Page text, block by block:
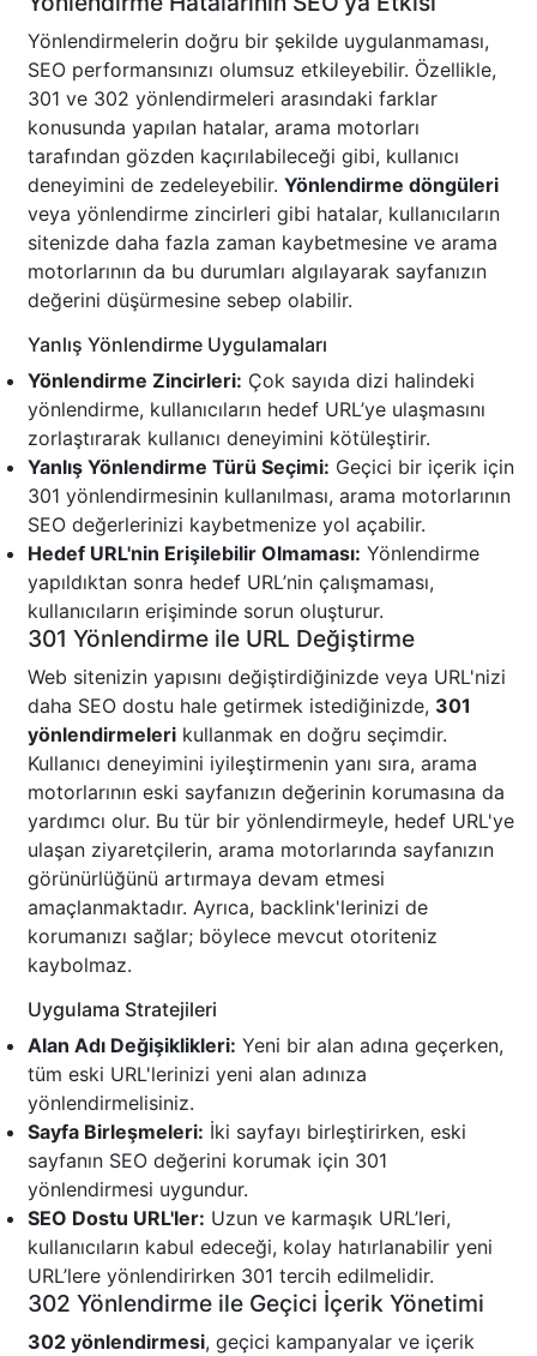
Yönlendirmelerin doğru bir şekilde uygulanmaması,
SEO performansınızı olumsuz etkileyebilir. Özellikle,
301 ve 302 yönlendirmeleri arasındaki farklar
konusunda yapılan hatalar, arama motorları
tarafından gözden kaçırılabileceği gibi, kullanıcı
deneyimini de zedeleyebilir. Yönlendirme döngüleri
veya yönlendirme zincirleri gibi hatalar, kullanıcıların
sitenizde daha fazla zaman kaybetmesine ve arama
motorlarının da bu durumları algılayarak sayfanızın
değerini düşürmesine sebep olabilir.
Yanlış Yönlendirme Uygulamaları
Yönlendirme Zincirleri: Çok sayıda dizi halindeki
yönlendirme, kullanıcıların hedef URL’ye ulaşmasını
zorlaştırarak kullanıcı deneyimini kötüleştirir.
Yanlış Yönlendirme Türü Seçimi: Geçici bir içerik için
301 yönlendirmesinin kullanılması, arama motorlarının
SEO değerlerinizi kaybetmenize yol açabilir.
Hedef URL'nin Erişilebilir Olmaması: Yönlendirme
yapıldıktan sonra hedef URL’nin çalışmaması,
kullanıcıların erişiminde sorun oluşturur.
301 Yönlendirme ile URL Değiştirme
Web sitenizin yapısını değiştirdiğinizde veya URL'nizi
daha SEO dostu hale getirmek istediğinizde, 301
yönlendirmeleri kullanmak en doğru seçimdir.
Kullanıcı deneyimini iyileştirmenin yanı sıra, arama
motorlarının eski sayfanızın değerinin korumasına da
yardımcı olur. Bu tür bir yönlendirmeyle, hedef URL'ye
ulaşan ziyaretçilerin, arama motorlarında sayfanızın
görünürlüğünü artırmaya devam etmesi
amaçlanmaktadır. Ayrıca, backlink'lerinizi de
korumanızı sağlar; böylece mevcut otoriteniz
kaybolmaz.
Uygulama Stratejileri
Alan Adı Değişiklikleri: Yeni bir alan adına geçerken,
tüm eski URL'lerinizi yeni alan adınıza
yönlendirmelisiniz.
Sayfa Birleşmeleri: İki sayfayı birleştirirken, eski
sayfanın SEO değerini korumak için 301
yönlendirmesi uygundur.
SEO Dostu URL'ler: Uzun ve karmaşık URL’leri,
kullanıcıların kabul edeceği, kolay hatırlanabilir yeni
URL’lere yönlendirirken 301 tercih edilmelidir.
302 Yönlendirme ile Geçici İçerik Yönetimi
302 yönlendirmesi, geçici kampanyalar ve içerik